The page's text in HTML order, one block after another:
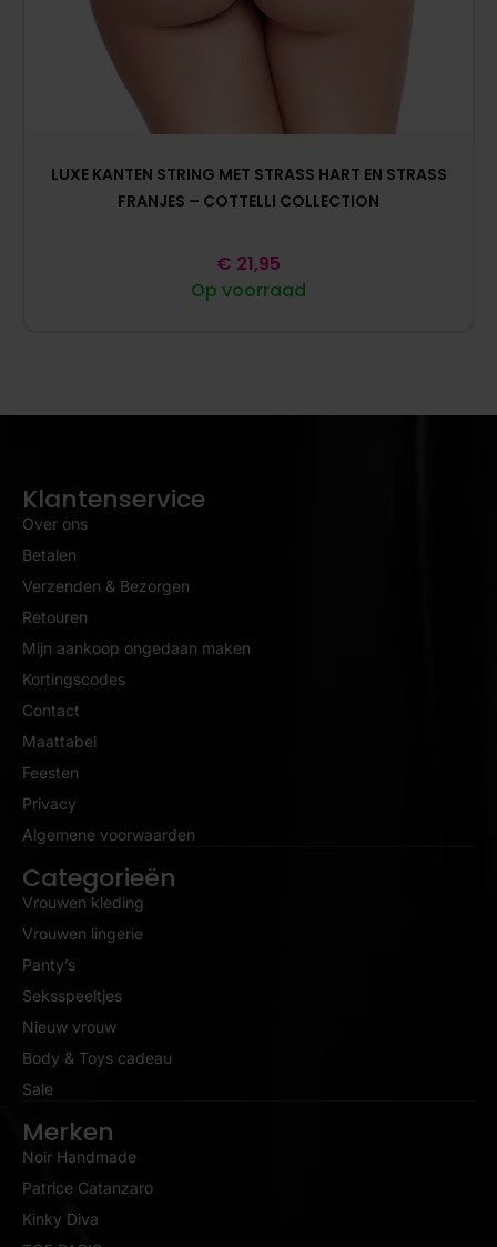
LUXE KANTEN STRING MET STRASS HART EN STRASS
FRANJES – COTTELLI COLLECTION
Op voorraad
€ 21,95
Klantenservice
Over ons
Betalen
Verzenden & Bezorgen
Retouren
Mijn aankoop ongedaan maken
Kortingscodes
Contact
Maattabel
Feesten
Privacy
Algemene voorwaarden
Categorieën
Vrouwen kleding
Vrouwen lingerie
Panty’s
Seksspeeltjes
Nieuw vrouw
Body & Toys cadeau
Sale
Merken
Noir Handmade
Patrice Catanzaro
Kinky Diva